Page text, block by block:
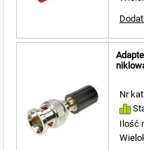
63A [ 2 ]
Nr
Ilość